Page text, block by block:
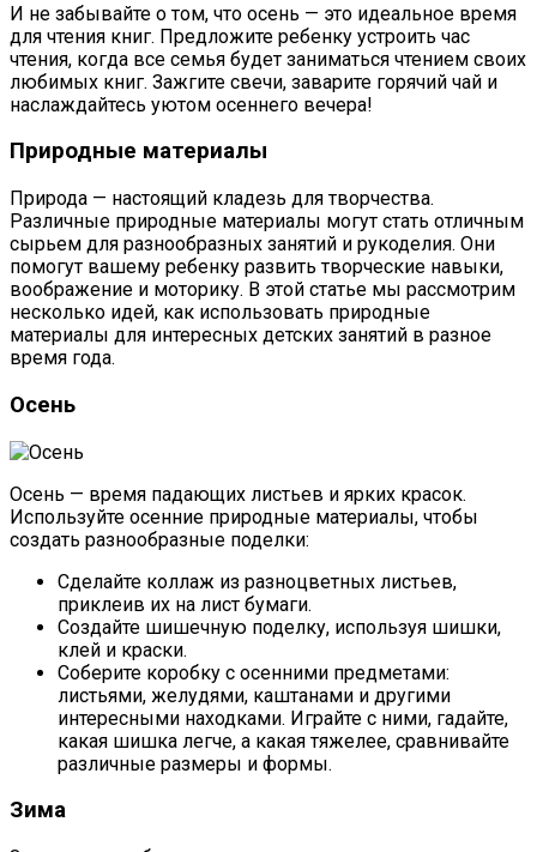
И не забывайте о том, что осень — это идеальное время
для чтения книг. Предложите ребенку устроить час
чтения, когда все семья будет заниматься чтением своих
любимых книг. Зажгите свечи, заварите горячий чай и
наслаждайтесь уютом осеннего вечера!
Природные материалы
Природа — настоящий кладезь для творчества.
Различные природные материалы могут стать отличным
сырьем для разнообразных занятий и рукоделия. Они
помогут вашему ребенку развить творческие навыки,
воображение и моторику. В этой статье мы рассмотрим
несколько идей, как использовать природные
материалы для интересных детских занятий в разное
время года.
Осень
Осень — время падающих листьев и ярких красок.
Используйте осенние природные материалы, чтобы
создать разнообразные поделки:
Сделайте коллаж из разноцветных листьев,
приклеив их на лист бумаги.
Создайте шишечную поделку, используя шишки,
клей и краски.
Соберите коробку с осенними предметами:
листьями, желудями, каштанами и другими
интересными находками. Играйте с ними, гадайте,
какая шишка легче, а какая тяжелее, сравнивайте
различные размеры и формы.
Зима